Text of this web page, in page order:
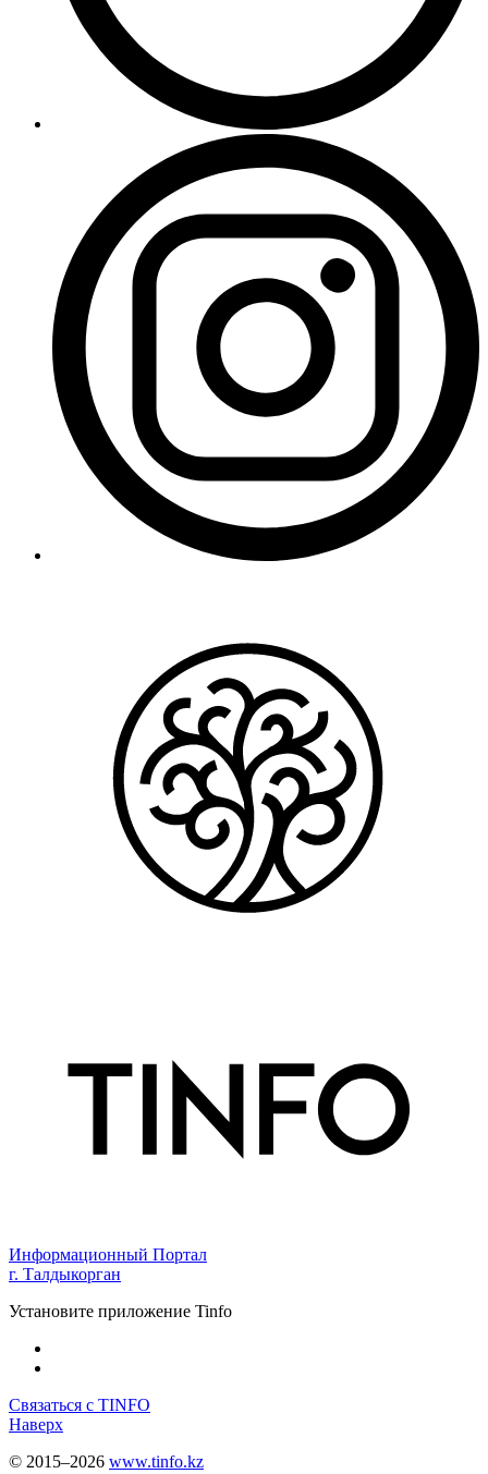
Информационный Портал
г. Талдыкорган
Установите приложение Tinfo
Связаться с TINFO
Наверх
© 2015–2026 www.tinfo.kz